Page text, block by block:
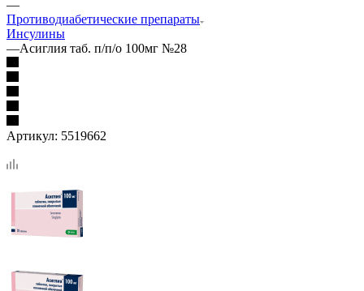
—
Противодиабетические препараты
Инсулины
—Асиглия таб. п/п/о 100мг №28
Артикул: 5519662